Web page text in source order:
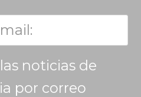
noticias de
por correo